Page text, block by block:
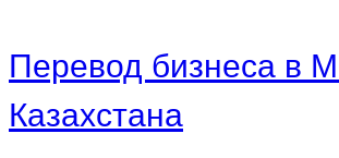
Перевод бизнеса в
Казахстана